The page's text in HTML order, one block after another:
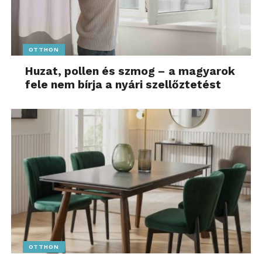
OTTHON
Huzat, pollen és szmog – a magyarok
fele nem bírja a nyári szellőztetést
OTTHON